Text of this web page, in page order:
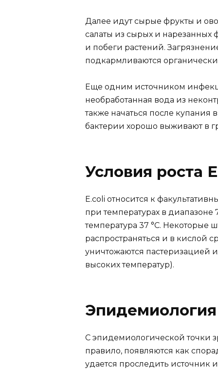
Далее идут сырые фрукты и
салаты из сырых и
и побеги растений.
подкармливаются
Еще одним источником
необработанная вода из
также начаться после купания
бактерии хорошо выживают в
Условия роста
E.coli относится к
при температурах в диапазоне
температура 37 °С. Некоторые
распространяться и в кислой
уничтожаются пастеризацией
высоких температур).
Эпидемиология
С эпидемиологической точки
правило, появляются как
удается проследить